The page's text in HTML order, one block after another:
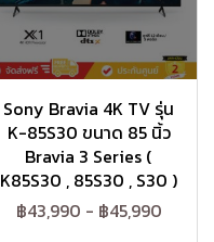
Sony Bravia 4K TV รุ่น
K-85S30 ขนาด 85 นิ้ว
Bravia 3 Series (
K85S30 , 85S30 , S30 )
฿43,990 - ฿45,990